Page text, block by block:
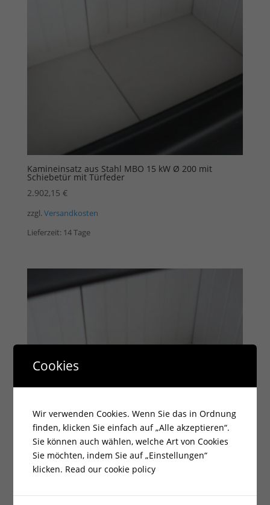
Kamineinsatz aus Stahl MBO 15 kW Ø 200 mit
Schiebetür mit Türfeder
2.902,15 €
zzgl. Versandkosten
Lieferzeit: 14 Tage
Kamineinsatz aus Stahl MBO 15 kW Ø 200 mit
Cookies
Wir verwenden Cookies. Wenn Sie das in Ordnung
finden, klicken Sie einfach auf „Alle akzeptieren“.
Sie können auch wählen, welche Art von Cookies
Sie möchten, indem Sie auf „Einstellungen“
klicken. Read our cookie policy